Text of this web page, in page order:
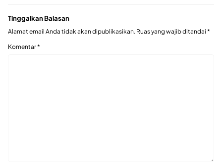
Tinggalkan Balasan
Alamat email Anda tidak akan dipublikasikan. Ruas yang wajib ditandai *
Komentar*